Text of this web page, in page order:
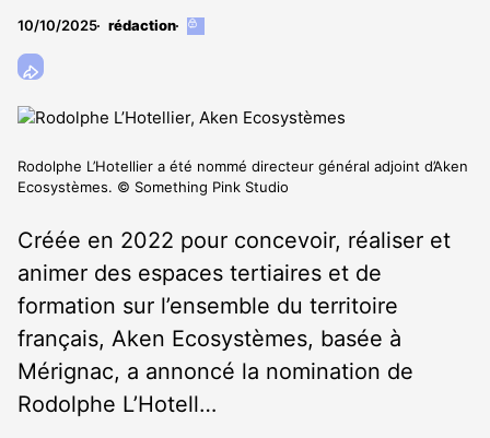
10/10/2025 rédaction
Cet
aux
abonnés
Rodolphe L’Hotellier a été nommé directeur général adjoint d’Aken
Ecosystèmes. © Something Pink Studio
Créée en 2022 pour concevoir, réaliser et
animer des espaces tertiaires et de
formation sur l’ensemble du territoire
français, Aken Ecosystèmes, basée à
Mérignac, a annoncé la nomination de
Rodolphe L’Hotell…